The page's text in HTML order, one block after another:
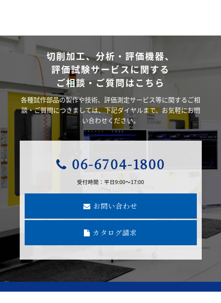
切削加工、分析・評価機器、
評価試験サービスに関する
ご相談・ご質問はこちら
各種試作部品の製作や技術、評価測定サービス等に関するご相
談・ご質問につきましては、下記ダイヤルまで、お気軽にお問
い合わせください。
06-6704-1800
受付時間：平日9:00～17:00
お問い合わせ
カタログ請求